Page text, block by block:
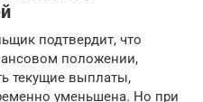
подтвердит, что
положении,
текущие выплаты,
уменьшена. Но при